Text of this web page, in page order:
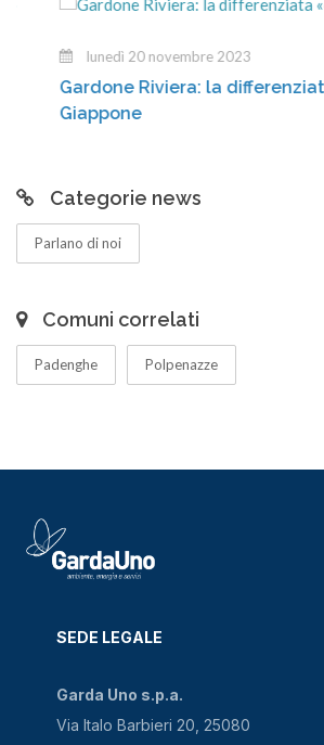
lunedì 20 novembre 2023
Gardone Riviera: la differenziata
Giappone
Categorie news
Parlano di noi
Comuni correlati
Padenghe Polpenazze
SEDE LEGALE
Garda Uno s.p.a.
Via Italo Barbieri 20, 25080